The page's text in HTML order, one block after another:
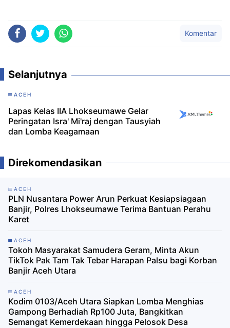
Komentar
Selanjutnya
ACEH
Lapas Kelas IIA Lhokseumawe Gelar
Peringatan Isra' Mi'raj dengan Tausyiah
dan Lomba Keagamaan
Direkomendasikan
ACEH
PLN Nusantara Power Arun Perkuat Kesiapsiagaan
Banjir, Polres Lhokseumawe Terima Bantuan Perahu
Karet
ACEH
Tokoh Masyarakat Samudera Geram, Minta Akun
TikTok Pak Tam Tak Tebar Harapan Palsu bagi Korban
Banjir Aceh Utara
ACEH
Kodim 0103/Aceh Utara Siapkan Lomba Menghias
Gampong Berhadiah Rp100 Juta, Bangkitkan
Semangat Kemerdekaan hingga Pelosok Desa